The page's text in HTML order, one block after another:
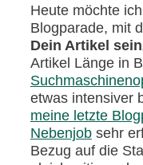
Heute möchte
Blogparade, mit
Dein Artikel sein
Artikel Länge in
etwas intensiver
meine letzte
Nebenjobsehr
Bezug auf die